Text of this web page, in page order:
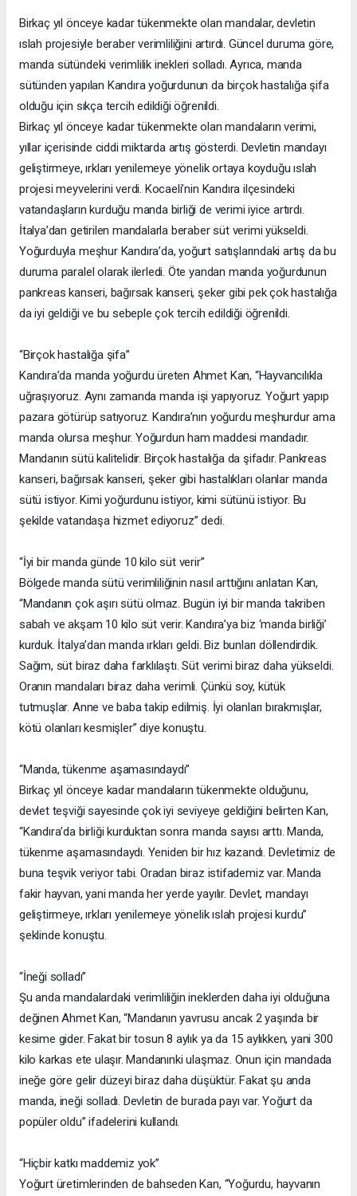
Birkaç yıl önceye kadar tükenmekte olan mandalar, devletin
ıslah projesiyle beraber verimliliğini artırdı. Güncel duruma göre,
manda sütündeki verimlilik inekleri solladı. Ayrıca, manda
sütünden yapılan Kandıra yoğurdunun da birçok hastalığa şifa
olduğu için sıkça tercih edildiği öğrenildi.
Birkaç yıl önceye kadar tükenmekte olan mandaların verimi,
yıllar içerisinde ciddi miktarda artış gösterdi. Devletin mandayı
geliştirmeye, ırkları yenilemeye yönelik ortaya koyduğu ıslah
projesi meyvelerini verdi. Kocaeli’nin Kandıra ilçesindeki
vatandaşların kurduğu manda birliği de verimi iyice artırdı.
İtalya’dan getirilen mandalarla beraber süt verimi yükseldi.
Yoğurduyla meşhur Kandıra’da, yoğurt satışlarındaki artış da bu
duruma paralel olarak ilerledi. Öte yandan manda yoğurdunun
pankreas kanseri, bağırsak kanseri, şeker gibi pek çok hastalığa
da iyi geldiği ve bu sebeple çok tercih edildiği öğrenildi.
“Birçok hastalığa şifa”
Kandıra’da manda yoğurdu üreten Ahmet Kan, “Hayvancılıkla
uğraşıyoruz. Aynı zamanda manda işi yapıyoruz. Yoğurt yapıp
pazara götürüp satıyoruz. Kandıra’nın yoğurdu meşhurdur ama
manda olursa meşhur. Yoğurdun ham maddesi mandadır.
Mandanın sütü kalitelidir. Birçok hastalığa da şifadır. Pankreas
kanseri, bağırsak kanseri, şeker gibi hastalıkları olanlar manda
sütü istiyor. Kimi yoğurdunu istiyor, kimi sütünü istiyor. Bu
şekilde vatandaşa hizmet ediyoruz” dedi.
“İyi bir manda günde 10 kilo süt verir”
Bölgede manda sütü verimliliğinin nasıl arttığını anlatan Kan,
“Mandanın çok aşırı sütü olmaz. Bugün iyi bir manda takriben
sabah ve akşam 10 kilo süt verir. Kandıra’ya biz ‘manda birliği’
kurduk. İtalya’dan manda ırkları geldi. Biz bunları döllendirdik.
Sağım, süt biraz daha farklılaştı. Süt verimi biraz daha yükseldi.
Oranın mandaları biraz daha verimli. Çünkü soy, kütük
tutmuşlar. Anne ve baba takip edilmiş. İyi olanları bırakmışlar,
kötü olanları kesmişler” diye konuştu.
“Manda, tükenme aşamasındaydı”
Birkaç yıl önceye kadar mandaların tükenmekte olduğunu,
devlet teşviği sayesinde çok iyi seviyeye geldiğini belirten Kan,
“Kandıra’da birliği kurduktan sonra manda sayısı arttı. Manda,
tükenme aşamasındaydı. Yeniden bir hız kazandı. Devletimiz de
buna teşvik veriyor tabi. Oradan biraz istifademiz var. Manda
fakir hayvan, yani manda her yerde yayılır. Devlet, mandayı
geliştirmeye, ırkları yenilemeye yönelik ıslah projesi kurdu”
şeklinde konuştu.
“İneği solladı”
Şu anda mandalardaki verimliliğin ineklerden daha iyi olduğuna
değinen Ahmet Kan, “Mandanın yavrusu ancak 2 yaşında bir
kesime gider. Fakat bir tosun 8 aylık ya da 15 aylıkken, yani 300
kilo karkas ete ulaşır. Mandanınki ulaşmaz. Onun için mandada
ineğe göre gelir düzeyi biraz daha düşüktür. Fakat şu anda
manda, ineği solladı. Devletin de burada payı var. Yoğurt da
popüler oldu” ifadelerini kullandı.
“Hiçbir katkı maddemiz yok”
Yoğurt üretimlerinden de bahseden Kan, “Yoğurdu, hayvanın